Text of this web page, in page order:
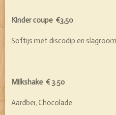
Kinder coupe €3,50
Softijs met discodip en
Milkshake € 3.50
Aardbei, Chocolade